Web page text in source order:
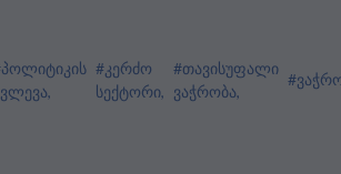
#კერძო
სექტორი,
#თავისუფალი
ვაჭრობა,